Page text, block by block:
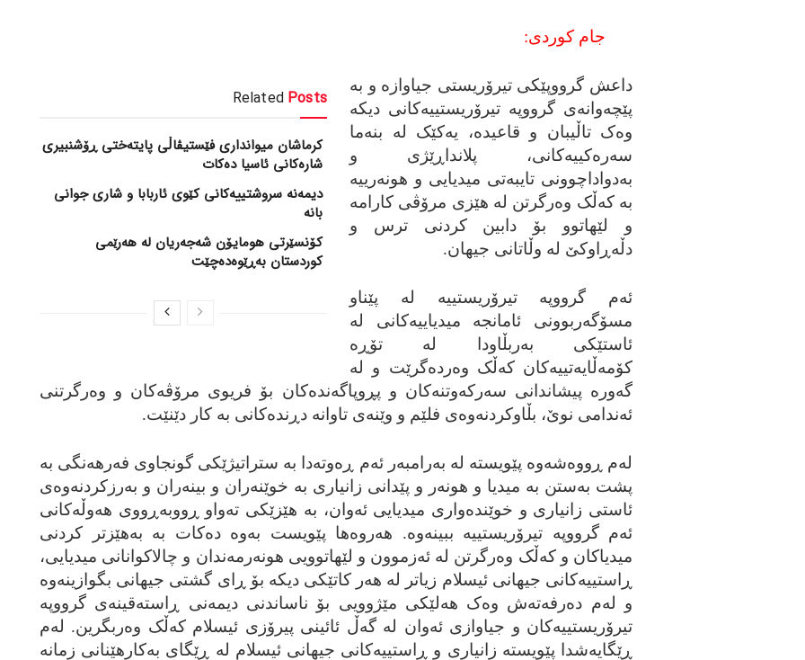
جام کوردی:
Related Posts
کرماشان میوانداری فێستیڤاڵی پایتەختی ڕۆشنبیری
شارەکانی ئاسیا دەکات
‎دیمەنە سروشتییەكانی كێوی ئاربابا و شاری جوانی
بانە
کۆنسێرتی هومایۆن شەجەریان لە هەرێمی
کوردستان بەڕێوەدەچێت
داعش گرووپێکی تیرۆریستی جیاوازه‌ و به‌
پێچه‌وانه‌ی گرووپه‌ تیرۆریستییه‌کانی دیکه‌
وه‌ک تاڵیبان و قاعیده‌، یه‌کێک له‌ بنه‌ما
سه‌ره‌کییه‌کانی، پلانداڕێژی و
به‌دواداچوونی تایبه‌تی میدیایی و هونه‌رییه‌
به‌ که‌ڵک وه‌رگرتن له‌ هێزی مرۆڤی کارامه‌
و لێهاتوو بۆ دابین کردنی ترس و
دڵه‌ڕاوکێ له‌ وڵاتانی جیهان.
ئه‌م گرووپه‌ تیرۆریستییه‌ له‌ پێناو
مسۆگه‌ربوونی ئامانجه‌ میدیاییه‌کانی له‌
ئاستێکی به‌ربڵاودا له‌ تۆڕه‌
کۆمه‌ڵایه‌تییه‌کان که‌ڵک وه‌رده‌گرێت و له‌
گه‌وره‌ پیشاندانی سه‌رکه‌وتنه‌کان و پڕوپاگه‌نده‌کان بۆ فریوی مرۆڤه‌کان و وه‌رگرتنی
ئه‌ندامی نوێ، بڵاوکردنه‌وه‌ی فلێم و وێنه‌ی تاوانه‌ دڕنده‌کانی به‌ کار دێنێت.
له‌م ڕووه‌شه‌وه‌ پێویسته‌ له‌ به‌رامبه‌ر ئه‌م ڕه‌وته‌دا به‌ ستراتیژێکی گونجاوی فه‌رهه‌نگی به‌
پشت به‌ستن به‌ میدیا و هونه‌ر و پێدانی زانیاری به‌ خوێنه‌ران و بینه‌ران و به‌رزکردنه‌وه‌ی
ئاستی زانیاری و خوێنده‌واری میدیایی ئه‌وان، به‌ هێزێکی ته‌واو ڕووبه‌ڕووی هه‌وڵه‌کانی
ئه‌م گرووپه‌ تیرۆریستییه‌ ببینه‌وه‌. هه‌روه‌ها پێویست به‌وه‌ ده‌کات به‌ به‌هێزتر کردنی
میدیاکان و که‌ڵک وه‌رگرتن له‌ ئه‌زموون و لێهاتوویی هونه‌رمه‌ندان و چالاکوانانی میدیایی،
ڕاستییه‌کانی جیهانی ئیسلام زیاتر له‌ هه‌ر کاتێکی دیکه‌ بۆ ڕای گشتی جیهانی بگوازینه‌وه‌
و له‌م ده‌رفه‌ته‌ش وه‌ک هه‌لێکی مێژوویی بۆ ناساندنی دیمه‌نی ڕاسته‌قینه‌ی گرووپه‌
تیرۆریستییه‌کان و جیاوازی ئه‌وان له‌ گه‌ڵ ئائینی پیرۆزی ئیسلام که‌ڵک وه‌ربگرین. له‌م
ڕێگایه‌شدا پێویسته‌ زانیاری و ڕاستییه‌کانی جیهانی ئیسلام له‌ ڕێگای به‌کارهێنانی زمانه‌